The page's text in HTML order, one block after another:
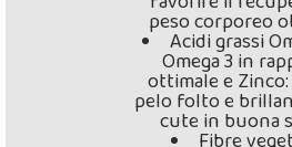
peso corporeo
Acidi grassi
Omega 3 in
ottimale e
pelo folto e
cute in buona